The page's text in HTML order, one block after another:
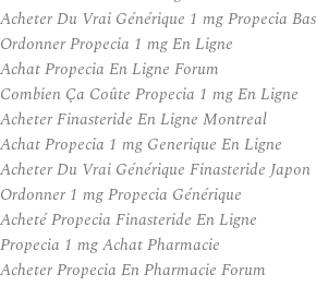
Acheter Du Vrai Générique 1 mg Propecia
Ordonner Propecia 1 mg En Ligne
Achat Propecia En Ligne Forum
Combien Ça Coûte Propecia 1 mg En Ligne
Acheter Finasteride En Ligne Montreal
Achat Propecia 1 mg Generique En Ligne
Acheter Du Vrai Générique Finasteride Japon
Ordonner 1 mg Propecia Générique
Acheté Propecia Finasteride En Ligne
Propecia 1 mg Achat Pharmacie
Acheter Propecia En Pharmacie Forum